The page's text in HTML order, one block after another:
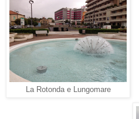
La Rotonda e Lungomare